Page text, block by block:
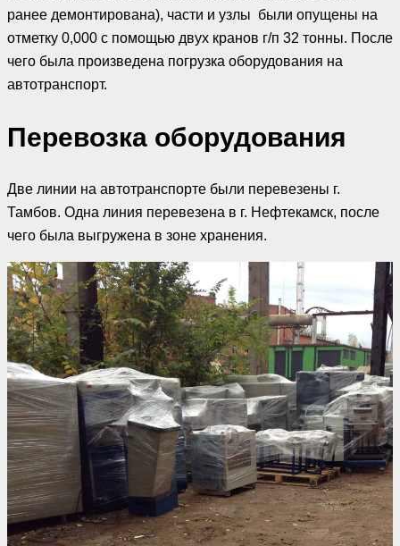
ранее демонтирована), части и узлы были опущены на
отметку 0,000 с помощью двух кранов г/п 32 тонны. После
чего была произведена погрузка оборудования на
автотранспорт.
Перевозка оборудования
Две линии на автотранспорте были перевезены г.
Тамбов. Одна линия перевезена в г. Нефтекамск, после
чего была выгружена в зоне хранения.